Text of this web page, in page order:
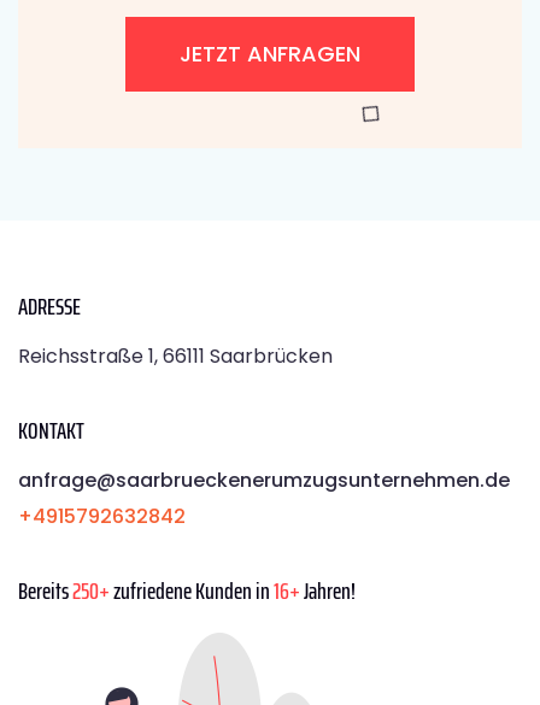
JETZT ANFRAGEN
ADRESSE
Reichsstraße 1, 66111 Saarbrücken
KONTAKT
anfrage@saarbrueckenerumzugsunternehmen.de
+4915792632842
Bereits250+zufriedene Kunden in16+Jahren!